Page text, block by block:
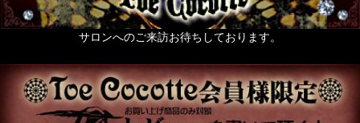
サロンへのご来訪お待ちしております。